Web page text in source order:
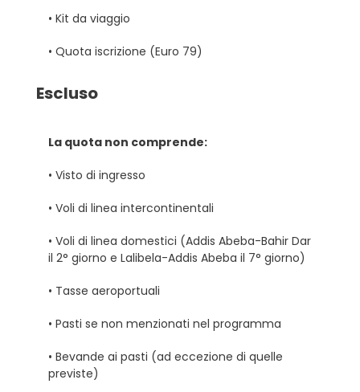
• Kit da viaggio
• Quota iscrizione (Euro 79)
Escluso
La quota non comprende:
• Visto di ingresso
• Voli di linea intercontinentali
• Voli di linea domestici (Addis Abeba-Bahir Dar
il 2° giorno e Lalibela-Addis Abeba il 7° giorno)
• Tasse aeroportuali
• Pasti se non menzionati nel programma
• Bevande ai pasti (ad eccezione di quelle
previste)